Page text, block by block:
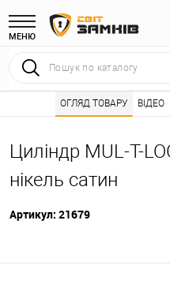
МЕНЮ
Інтернет магазин замків •
Циліндр MUL-T-
нікель сатин
Артикул: 21679
ОГЛЯД ТОВАРУ ВІДЕО